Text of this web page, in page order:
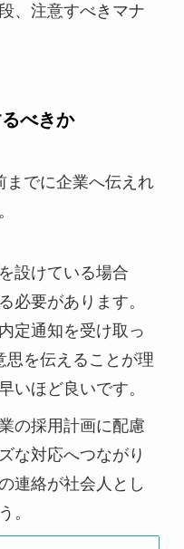
、注意すべきマナ
べきか
までに企業へ伝えれ
設けている場合
必要があります。
定通知を受け取っ
思を伝えることが理
いほど良いです。
の採用計画に配慮
な対応へつながり
連絡が社会人とし
。